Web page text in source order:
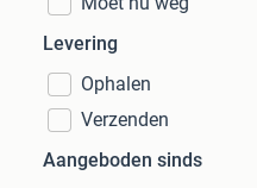
Levering
Ophalen
Verzenden
Aangeboden sinds